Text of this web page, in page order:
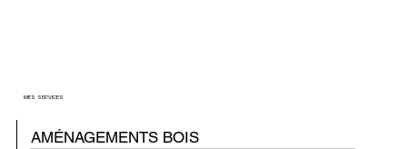
MES SERVICES
AMÉNAGEMENTS BOIS